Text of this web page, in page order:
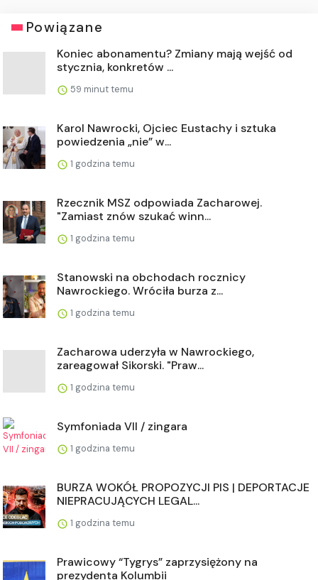
Powiązane
Koniec abonamentu? Zmiany mają wejść od
stycznia, konkretów ...
59 minut temu
Karol Nawrocki, Ojciec Eustachy i sztuka
powiedzenia „nie” w...
1 godzina temu
Rzecznik MSZ odpowiada Zacharowej.
"Zamiast znów szukać winn...
1 godzina temu
Stanowski na obchodach rocznicy
Nawrockiego. Wróciła burza z...
1 godzina temu
Zacharowa uderzyła w Nawrockiego,
zareagował Sikorski. "Praw...
1 godzina temu
Symfoniada VII / zingara
1 godzina temu
BURZA WOKÓŁ PROPOZYCJI PIS | DEPORTACJE
NIEPRACUJĄCYCH LEGAL...
1 godzina temu
Prawicowy “Tygrys” zaprzysiężony na
prezydenta Kolumbii